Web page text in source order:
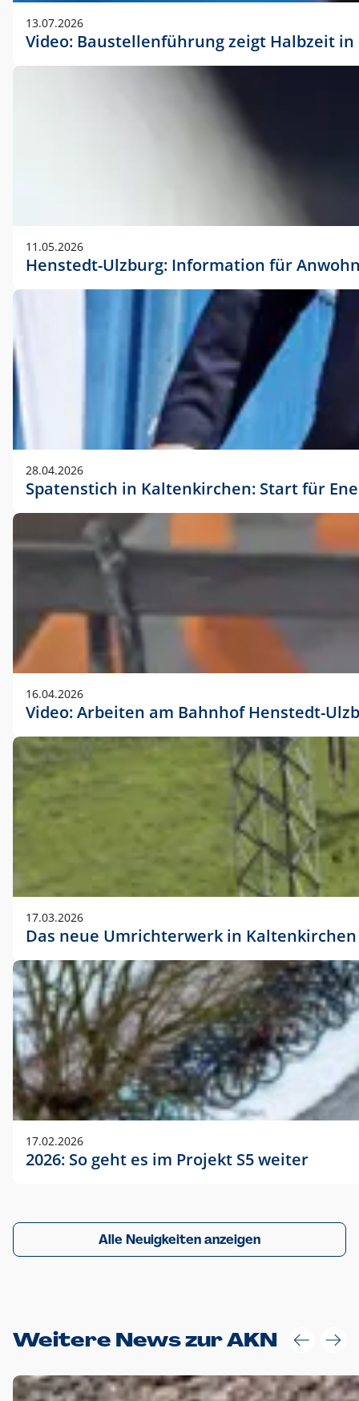
13.07.2026
Video: Baustellenführung zeigt Halbzeit
11.05.2026
Henstedt-Ulzburg: Information für
28.04.2026
Spatenstich in Kaltenkirchen: Start für
16.04.2026
Video: Arbeiten am Bahnhof Henstedt-
17.03.2026
Das neue Umrichterwerk in Kaltenkirchen
17.02.2026
2026: So geht es im Projekt S5 weiter
Alle Neuigkeiten anzeigen
Weitere News zur AKN